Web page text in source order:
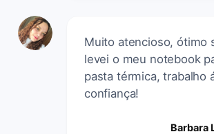
Muito atencioso, ótimo
levei o meu notebook
pasta térmica, trabalho
confiança!
Barbara